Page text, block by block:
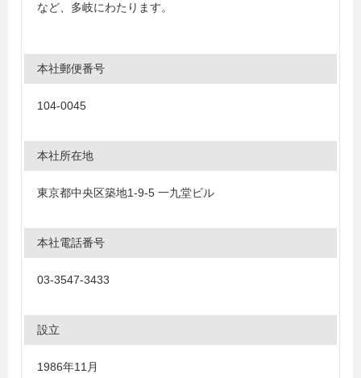
など、多岐にわたります。
本社郵便番号
104-0045
本社所在地
東京都中央区築地1-9-5 一九堂ビル
本社電話番号
03-3547-3433
設立
1986年11月